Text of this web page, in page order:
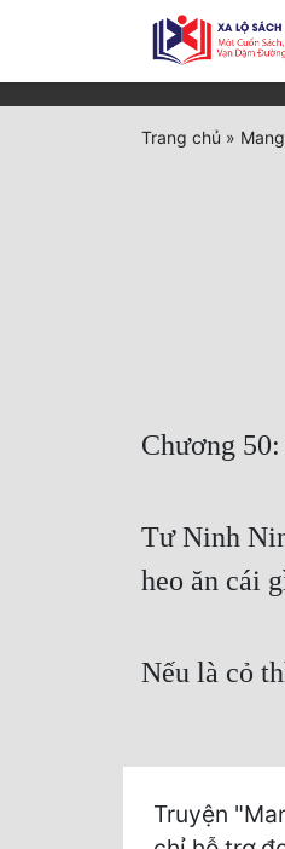
Trang chủ »
Chương
Tư Ninh
heo ăn cái
Nếu là cỏ
Truyện